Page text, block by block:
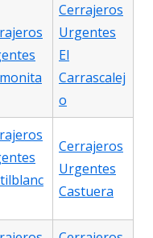
Cerrajeros
Urgentes
El
Carrascalej
o
Cerrajeros
Urgentes
Castuera